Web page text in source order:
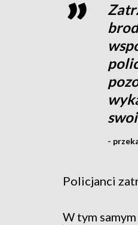
-
Policjanci
W tym